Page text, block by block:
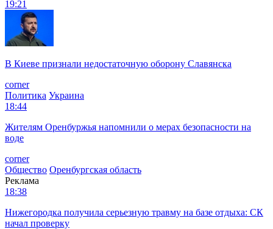
19:21
В Киеве признали недостаточную оборону Славянска
corner
Политика Украина
18:44
Жителям Оренбуржья напомнили о мерах безопасности на
воде
corner
Общество Оренбургская область
Реклама
18:38
Нижегородка получила серьезную травму на базе отдыха: СК
начал проверку